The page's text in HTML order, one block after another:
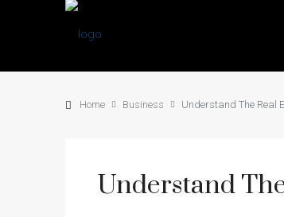
Home Business Understand The Real
Understand